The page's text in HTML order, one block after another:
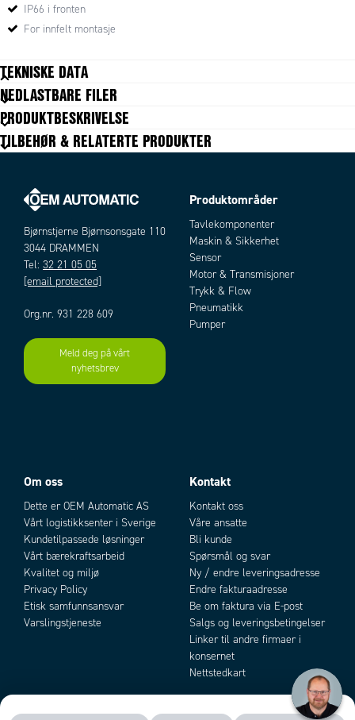
forskjellige protokoller.
IP66 i fronten
For innfelt montasje
TEKNISKE DATA
MONITOR
Størrelse display
Skjermoppløsning 1024x768
Antall farger display 16,2
LED
Luminans 600 cd/m²
Kontrast 700:1
MASKINVARE
Atom E3827
Antall kjerner CPU
1,75 GHz
Minne RAM
GENERELL DATA
Godkjenninger
Hullmål 301,6x227,6
Materiale kapsling Zinkplettert stål
Vekt 2,5 kg
Effektforbruk 45,6 W
Driftspenning 24 V DC
Temperaturområde fra -20 °C
Temperaturområde til 60 °C
-30 °C
70 °C
NEDLASTBARE FILER
PRODUKTBESKRIVELSE
TILBEHØR & RELATERTE PRODUKTER
Bjørnstjerne Bjørnsonsgate 110
3044 DRAMMEN
Tel: 32 21 05 05
[email protected]
Org.nr. 931 228 609
Meld deg på vårt
nyhetsbrev
Produktområder
Tavlekomponenter
Maskin & Sikkerhet
Sensor
Motor & Transmisjoner
Trykk & Flow
Pneumatikk
Pumper
Om oss
Dette er OEM Automatic AS
Vårt logistikksenter i Sverige
Kundetilpassede løsninger
Vårt bærekraftsarbeid
Kvalitet og miljø
Privacy Policy
Etisk samfunnsansvar
Varslingstjeneste
Kontakt
Kontakt oss
Våre ansatte
Bli kunde
Spørsmål og svar
Ny / endre leveringsadresse
Endre fakturaadresse
Be om faktura via E-post
Salgs og leveringsbetingelser
Linker til andre firmaer i
konsernet
Nettstedkart